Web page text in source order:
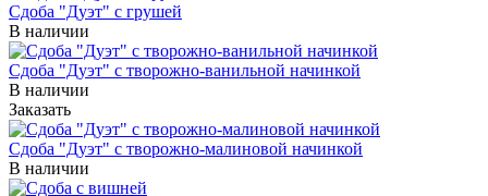
Сдоба "Дуэт" с грушей
В наличии
Сдоба "Дуэт" с творожно-ванильной начинкой
В наличии
Заказать
Сдоба "Дуэт" с творожно-малиновой начинкой
В наличии